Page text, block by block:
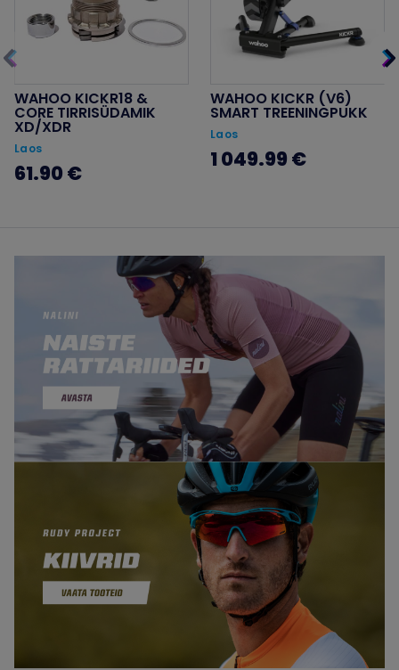
WAHOO KICKR18 &
CORE TIRRISÜDAMIK
XD/XDR
Laos
61.90 €
WAHOO KICKR (V6)
SMART TREENINGPUKK
Laos
1 049.99 €